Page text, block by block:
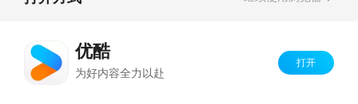
优酷
为好内容全力以赴
打开